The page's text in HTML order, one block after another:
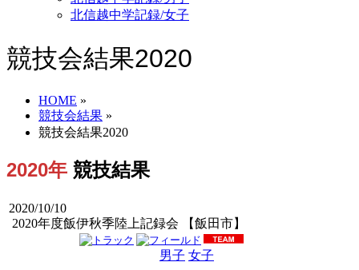
北信越中学記録/女子
競技会結果2020
HOME »
競技会結果 »
競技会結果2020
2020年 競技結果
2020/10/10
2020年度飯伊秋季陸上記録会 【飯田市】
男子 女子